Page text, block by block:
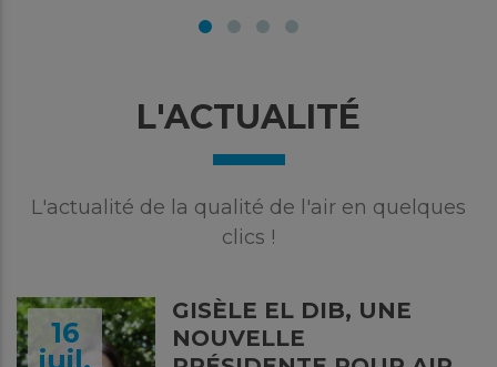
L'ACTUALITÉ
L'actualité de la qualité de l'air en quelques
clics !
16
juil.
GISÈLE EL DIB, UNE
NOUVELLE